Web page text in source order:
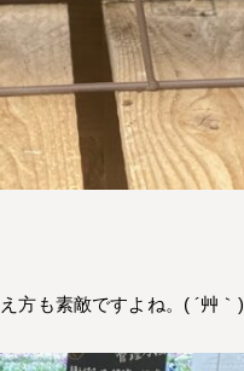
方も素敵ですよね。( ´艸｀)